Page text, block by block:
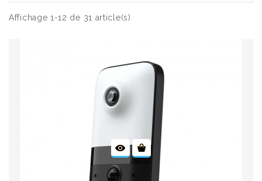
Affichage 1-12 de 31 article(s)